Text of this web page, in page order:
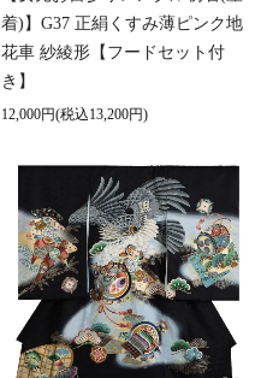
着)】G37 正絹くすみ薄ピンク地
花車 紗綾形【フードセット付
き】
12,000円(税込13,200円)